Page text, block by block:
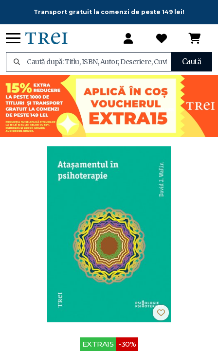
Transport gratuit la comenzi de peste 149 lei!
Caută
EXTRA15 -30%